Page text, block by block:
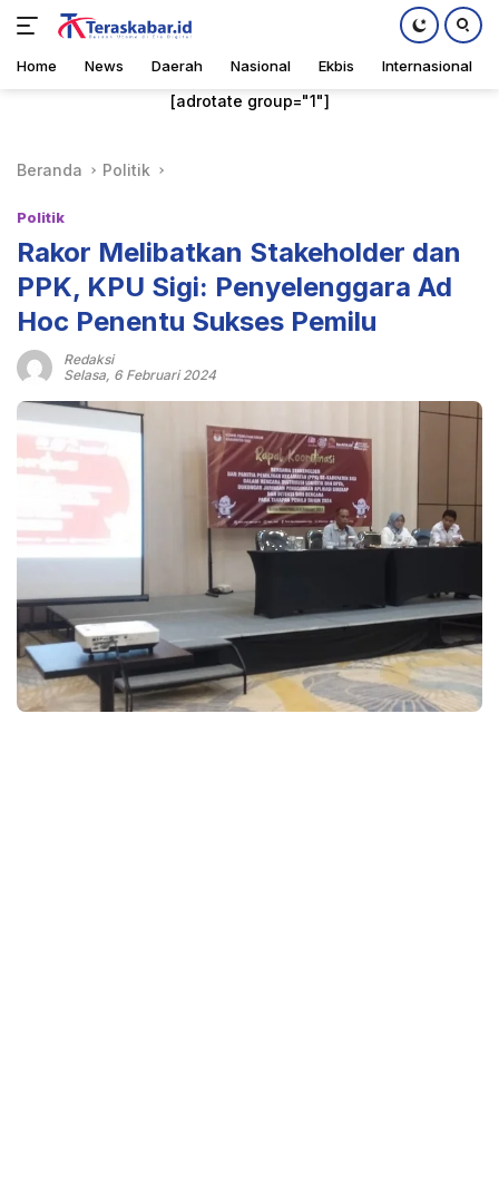
Home News Daerah Nasional Ekbis Internasional
[adrotate group="1"]
Beranda Politik
Politik
Rakor Melibatkan Stakeholder dan
PPK, KPU Sigi: Penyelenggara Ad
Hoc Penentu Sukses Pemilu
Redaksi
Selasa, 6 Februari 2024